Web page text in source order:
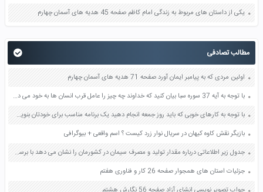
یکی از داستان های مربوط به زندگی امام کاظم صفحه 45 هدیه های آسمان چهارم
مطالب تصادفی
اولین مردی که به پیامبر ایمان آورد صفحه 71 هدیه های آسمان چهارم
با توجه به آیه 37 سوره سبا بیان کنید که خداوند چه چیز را عامل قرب انسان ها به خود می داند صفحه 24 دین و زندگی دهم
با توجه به کارهای خوبی که باید روز جمعه انجام دهید یک برنامه مناسب برای خودتان بنویسید صفحه 50 هدیه های آسمان پنجم
بازیگر نقش کاوه کیهان در سریال نوار زرد کیست ؟ اسم واقعی + بیوگرافی
جدول زیر اطلاعاتی درباره مقدار تولید و مصرف سیمان در کشورمان را نشان می دهد با برسی آن به پرسش های مطرح شده پاسخ دهید صفحه 41 علوم هفتم
جزئیات استان های همجوار صفحه 26 کار و فناوری هفتم